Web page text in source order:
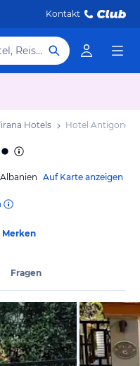
Kontakt
Hotel, Reiseziel
Hotels Hotel Antigone
Auf Karte anzeigen
Merken
Fragen